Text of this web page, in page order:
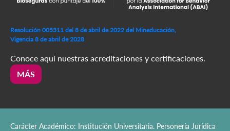
Resolución 005311 del 8 de abril de 2022 del Mineducación,
Vigencia 8 de abril de 2028
Conoce aquí nuestras acreditaciones y certificaciones.
MÁS
Carácter Académico: Institución Universitaria. Personería Jurídica